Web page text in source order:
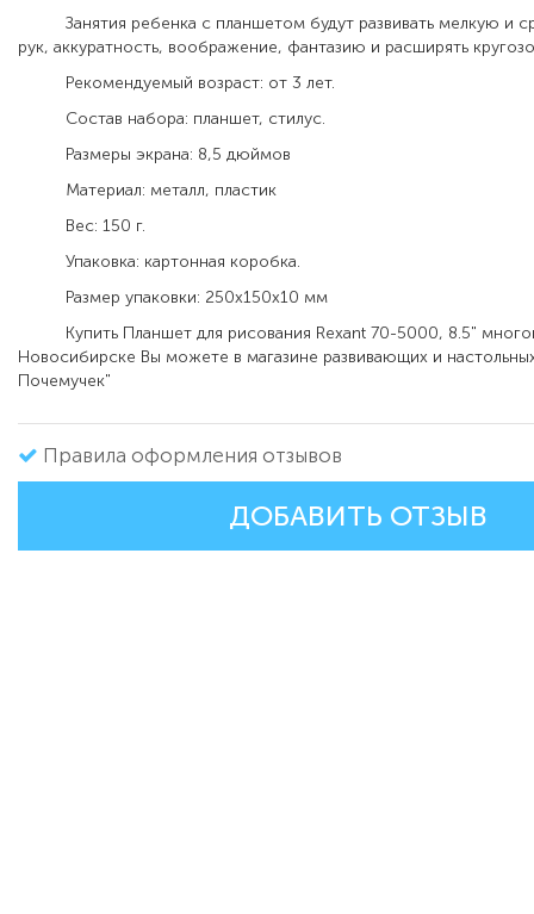
Занятия ребенка с планшетом будут развивать мелкую и
рук, аккуратность, воображение, фантазию и расширять
Рекомендуемый возраст: от 3 лет.
Состав набора: планшет, стилус.
Размеры экрана: 8,5 дюймов
Материал: металл, пластик
Вес: 150 г.
Упаковка: картонная коробка.
Размер упаковки: 250х150х10 мм
Купить Планшет для рисования Rexant 70-5000, 8.5"
Новосибирске Вы можете в магазине развивающих и
Почемучек"
Правила оформления отзывов
ДОБАВИТЬ ОТЗЫВ